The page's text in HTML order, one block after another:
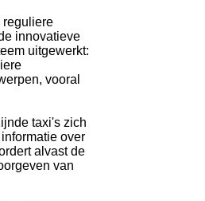
reguliere
innovatieve
uitgewerkt:
vooral
taxi's zich
over
alvast de
van